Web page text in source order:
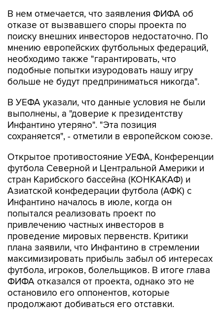
В нем отмечается, что заявления ФИФА об
отказе от вызвавшего споры проекта по
поиску внешних инвесторов недостаточно. По
мнению европейских футбольных федераций,
необходимо также "гарантировать, что
подобные попытки изуродовать нашу игру
больше не будут предприниматься никогда".
В УЕФА указали, что данные условия не были
выполнены, а "доверие к президентству
Инфантино утеряно". "Эта позиция
сохраняется", - отметили в европейском союзе.
Открытое противостояние УЕФА, Конференции
футбола Северной и Центральной Америки и
стран Карибского бассейна (КОНКАКАФ) и
Азиатской конфедерации футбола (АФК) с
Инфантино началось в июле, когда он
попытался реализовать проект по
привлечению частных инвесторов в
проведение мировых первенств. Критики
плана заявили, что Инфантино в стремлении
максимизировать прибыль забыл об интересах
футбола, игроков, болельщиков. В итоге глава
ФИФА отказался от проекта, однако это не
остановило его оппонентов, которые
продолжают добиваться его отставки.